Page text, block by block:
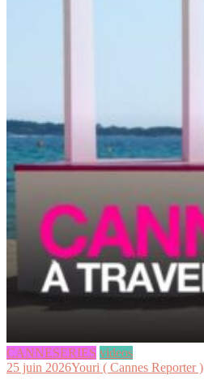
CANNESERIES videos
25 juin 2026Youri ( Cannes Reporter )